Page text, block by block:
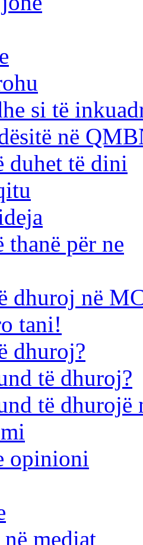
si të
në
duhet të dini
thanë për ne
dhuroj në
tani!
dhuroj?
të dhuroj?
të dhurojë
opinioni
mediat